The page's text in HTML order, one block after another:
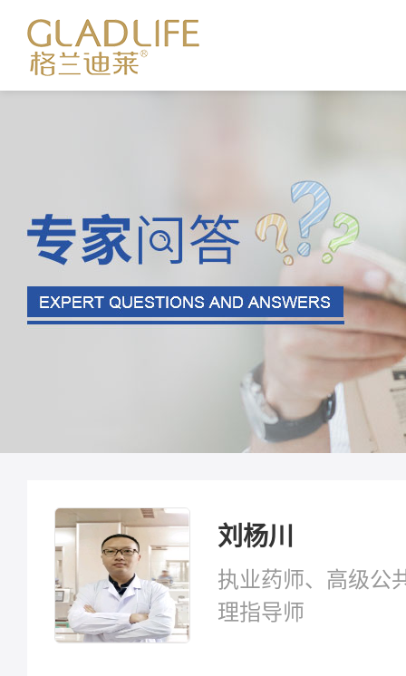
刘杨川
执业药师、高级公
理指导师